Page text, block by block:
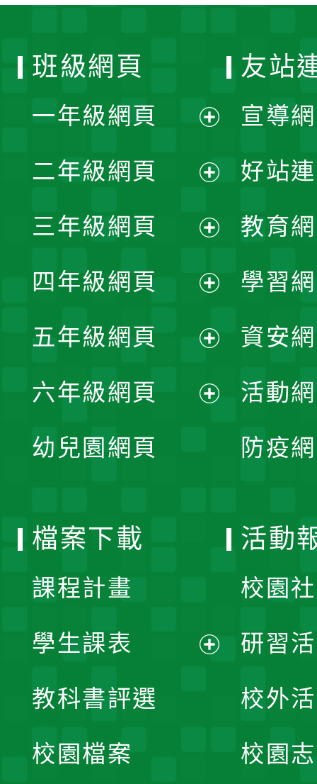
班級網頁
一年級網頁
開
選
單
二年級網頁
開
選
單
三年級網頁
開
選
單
四年級網頁
開
選
五年級網頁
開
六年級網頁
幼兒園網頁
友站
宣導
好站
教育
學習
資安
活動
防疫
檔案下載
課程計畫
學生課表
教科書評選
校園檔案
活動
校園
研習
校外
校園